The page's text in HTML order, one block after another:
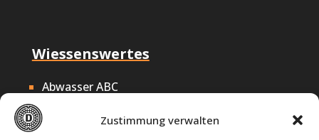
Zustimmung verwalten
Wiessenswertes
Abwasser ABC
Nachhaltigkeit